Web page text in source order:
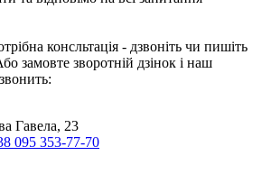
консльтація - дзвоніть чи пишіть
замовте зворотній дзінок і наш
Гавела, 23
095 353-77-70